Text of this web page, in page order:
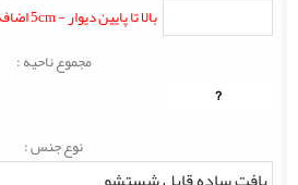
بالا تا پایین دیوار - 5cm اضافه شود
مجموع ناحیه :
?
نوع جنس :